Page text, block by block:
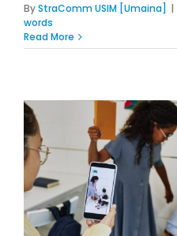
ByStraComm USIM [Umaina] |
words
Read More